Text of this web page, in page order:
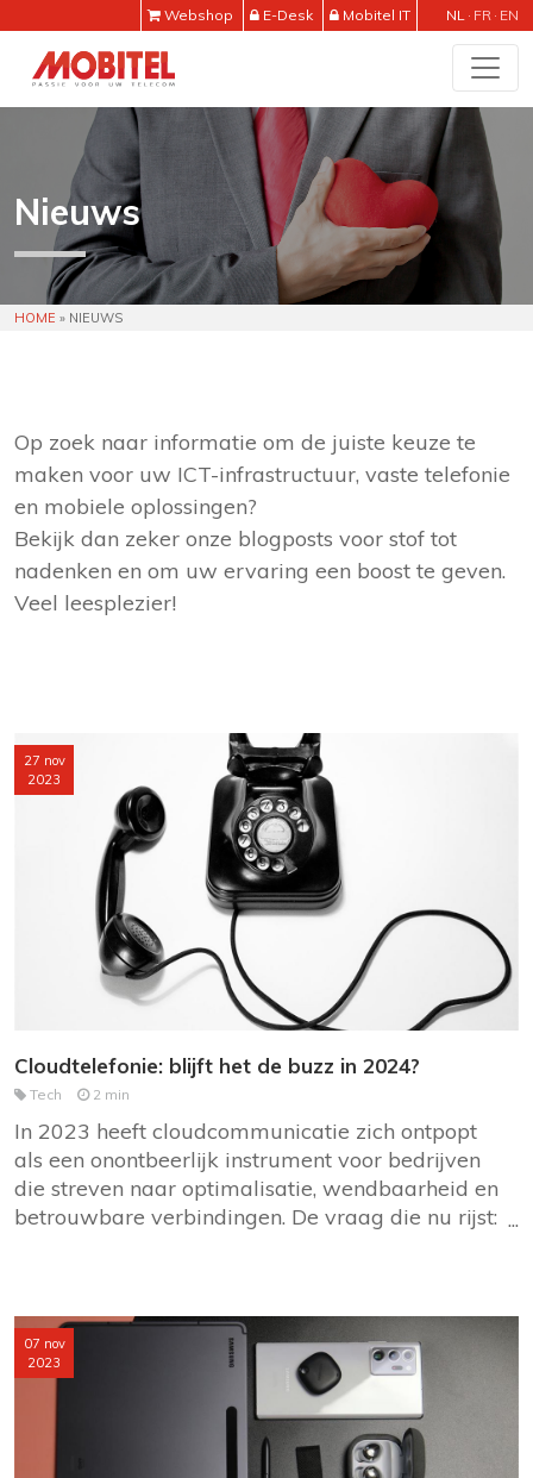
NL FR EN
Webshop E-Desk Mobitel IT
Nieuws
HOME » NIEUWS
Op zoek naar informatie om de juiste keuze te
maken voor uw ICT-infrastructuur, vaste telefonie
en mobiele oplossingen?
Bekijk dan zeker onze blogposts voor stof tot
nadenken en om uw ervaring een boost te geven.
Veel leesplezier!
27 nov
2023
Cloudtelefonie: blijft het de buzz in 2024?
Tech 2 min
In 2023 heeft cloudcommunicatie zich ontpopt
als een onontbeerlijk instrument voor bedrijven
die streven naar optimalisatie, wendbaarheid en
betrouwbare verbindingen. De vraag die nu rijst:
mogelijkheden voor bedrijven die vooruit willen.
07 nov
2023